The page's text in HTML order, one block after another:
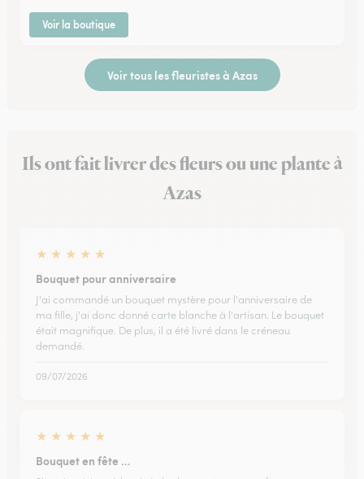
Voir la boutique
Voir tous les fleuristes à Azas
Ils ont fait livrer des fleurs ou une plante à
Azas
★ ★ ★ ★ ★
Bouquet pour anniversaire
J'ai commandé un bouquet mystère pour l'anniversaire de
ma fille, j'ai donc donné carte blanche à l'artisan. Le bouquet
était magnifique. De plus, il a été livré dans le créneau
demandé.
09/07/2026
★ ★ ★ ★ ★
Bouquet en fête …